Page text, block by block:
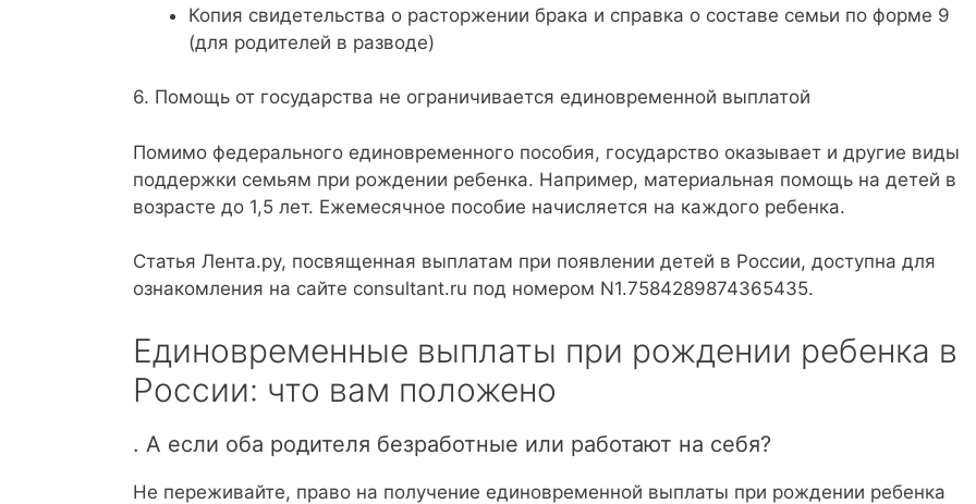
Копия свидетельства о расторжении брака и справка о составе семьи по форме 9
(для родителей в разводе)
6. Помощь от государства не ограничивается единовременной выплатой
Помимо федерального единовременного пособия, государство оказывает и другие виды
поддержки семьям при рождении ребенка. Например, материальная помощь на детей в
возрасте до 1,5 лет. Ежемесячное пособие начисляется на каждого ребенка.
Статья Лента.ру, посвященная выплатам при появлении детей в России, доступна для
ознакомления на сайте consultant.ru под номером N1.7584289874365435.
Единовременные выплаты при рождении ребенка в
России: что вам положено
. А если оба родителя безработные или работают на себя?
Не переживайте, право на получение единовременной выплаты при рождении ребенка